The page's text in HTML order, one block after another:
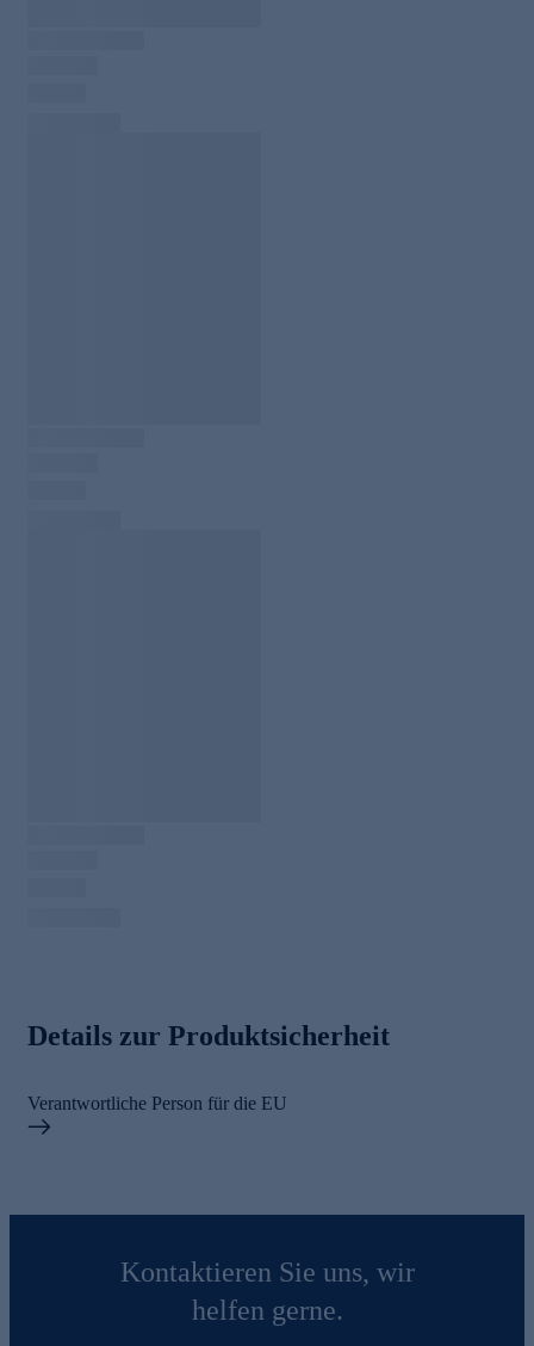
Details zur Produktsicherheit
Verantwortliche Person für die EU
Kontaktieren Sie uns, wir
helfen gerne.